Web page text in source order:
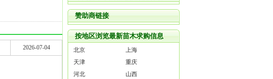
2026-07-04
赞助商链接
按地区浏览最新苗木求购信息
北京
上海
天津
重庆
河北
山西